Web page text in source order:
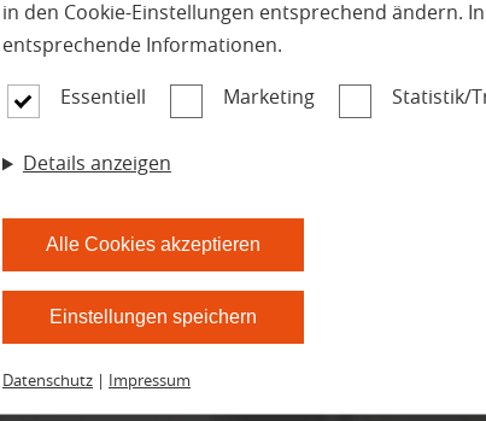
in den Cookie-Einstellungen entsprechend ändern.
entsprechende Informationen.
Essentiell
Marketing Statistik/
Details anzeigen
Alle Cookies akzeptieren
Einstellungen speichern
Datenschutz | Impressum